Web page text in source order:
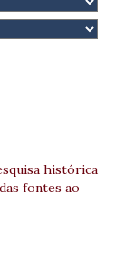
histórica
fontes ao